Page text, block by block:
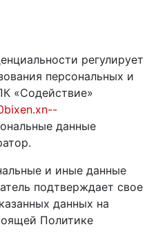
регулирует
персональных и
«Содействие»
данные
и иные данные
подтверждает свое
данных на
Политике